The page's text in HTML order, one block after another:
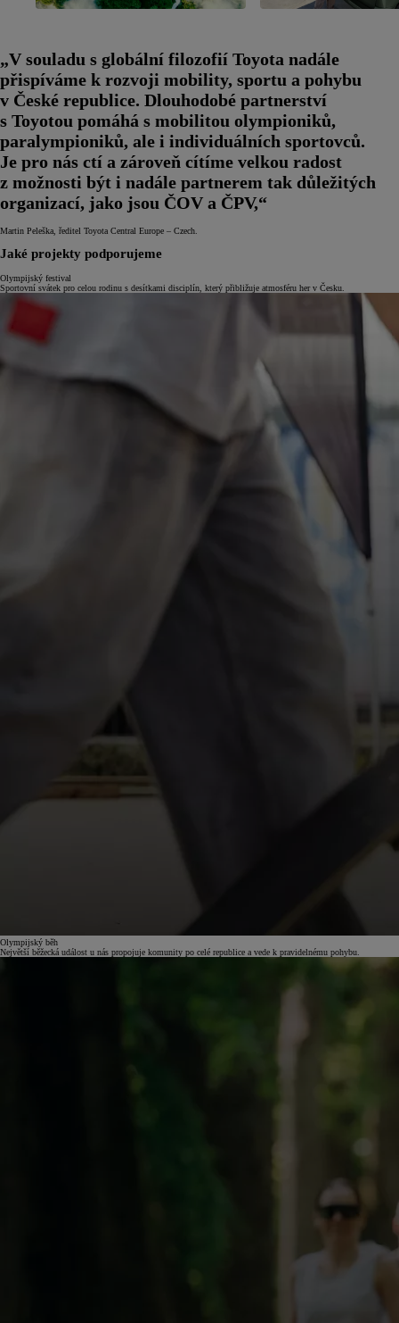
„V souladu s globální filozofií Toyota nadále
přispíváme k rozvoji mobility, sportu a pohybu
v České republice. Dlouhodobé partnerství
s Toyotou pomáhá s mobilitou olympioniků,
paralympioniků, ale i individuálních sportovců.
Je pro nás ctí a zároveň cítíme velkou radost
z možnosti být i nadále partnerem tak důležitých
organizací, jako jsou ČOV a ČPV,“
Martin Peleška, ředitel Toyota Central Europe – Czech.
Jaké projekty podporujeme
Olympijský festival
Sportovní svátek pro celou rodinu s desítkami disciplín, který přibližuje atmosféru her v Česku.
Olympijský běh
Největší běžecká událost u nás propojuje komunity po celé republice a vede k pravidelnému pohybu.